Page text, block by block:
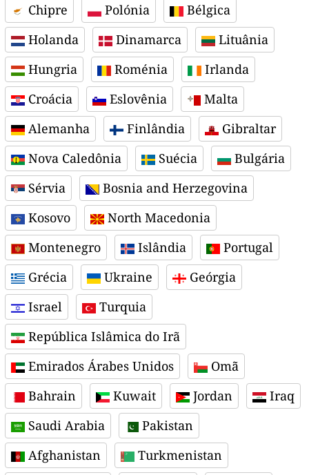
Chipre
Polónia
Bélgica
Holanda
Dinamarca
Lituânia
Hungria
Roménia
Irlanda
Croácia
Eslovênia
Malta
Alemanha
Finlândia
Gibraltar
Nova Caledônia
Suécia
Bulgária
Sérvia
Bosnia and Herzegovina
Kosovo
North Macedonia
Montenegro
Islândia
Portugal
Grécia
Ukraine
Geórgia
Israel
Turquia
República Islâmica do Irã
Emirados Árabes Unidos
Omã
Bahrain
Kuwait Jordan
Iraq
Saudi Arabia
Pakistan
Afghanistan
Turkmenistan